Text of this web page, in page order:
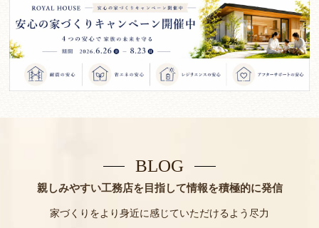
親しみやすい工務店を目指して情報を積極的に発信
BLOG
家づくりをより身近に感じていただけるよう尽力